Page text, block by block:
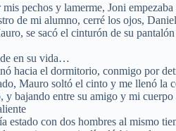
pechos y lamerme, Joni
de mi alumno, cerré los ojos,
se sacó el cinturón de su
en su vida…
hacia el dormitorio, conmigo por
Mauro soltó el cinto y me llenó la
bajando entre su amigo y mi
estado con dos hombres al mismo